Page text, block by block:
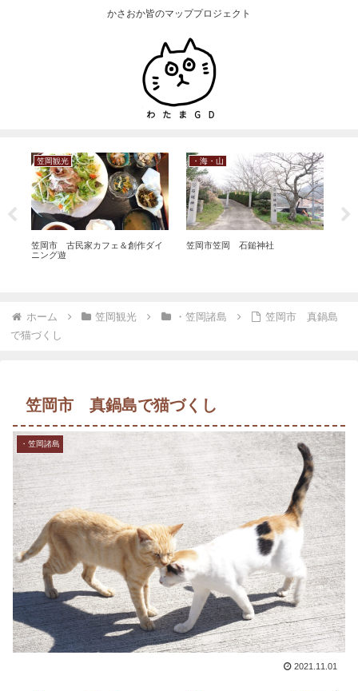
かさおか皆のマッププロジェクト
笠岡観光
笠岡市 古民家カフェ＆創作ダイ
ニング遊
・海・山
笠岡市笠岡 石鎚神社
ホーム 笠岡観光 ・笠岡諸島
笠岡市 真鍋島
で猫づくし
笠岡市 真鍋島で猫づくし
・笠岡諸島
2021.11.01